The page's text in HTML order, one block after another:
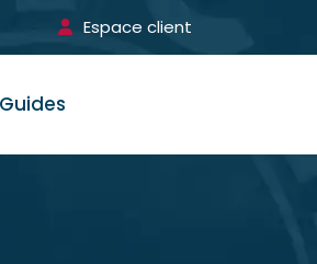
Espace client
Guides